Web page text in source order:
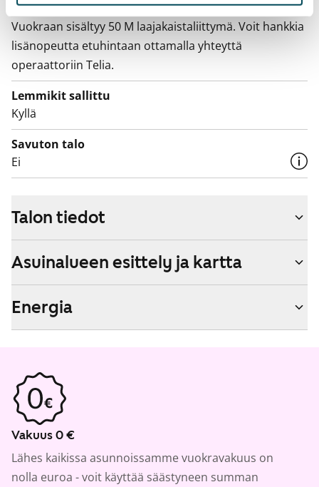
Laajakaista
Vuokraan sisältyy 50 M laajakaistaliittymä. Voit hankkia
lisänopeutta etuhintaan ottamalla yhteyttä
operaattoriin Telia.
Lemmikit sallittu
Kyllä
Savuton talo
Ei
Talon tiedot
Asuinalueen esittely ja kartta
Energia
Vakuus 0 €
Lähes kaikissa asunnoissamme vuokravakuus on
nolla euroa - voit käyttää säästyneen summan